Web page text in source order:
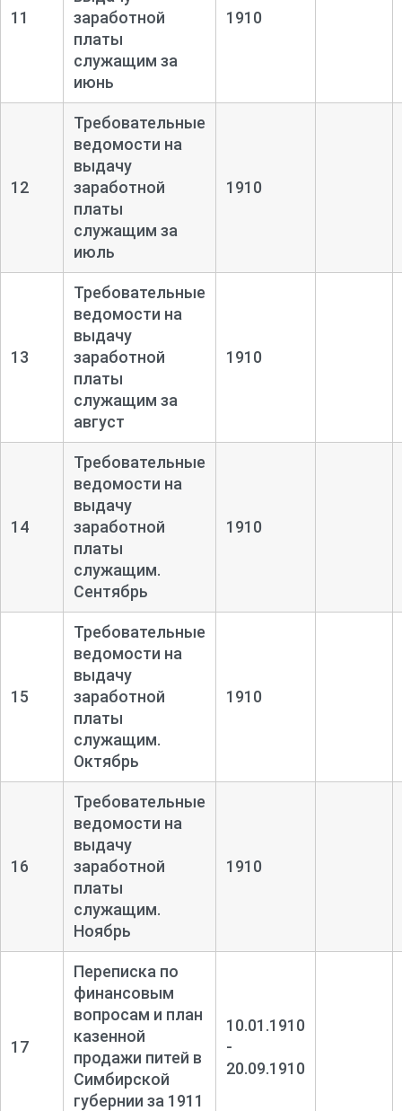
11
заработной
платы
служащим за
июнь
1910
12
Требовательные
ведомости на
выдачу
заработной
платы
служащим за
июль
1910
13
Требовательные
ведомости на
выдачу
заработной
платы
служащим за
август
1910
14
Требовательные
ведомости на
выдачу
заработной
платы
служащим.
Сентябрь
1910
15
Требовательные
ведомости на
выдачу
заработной
платы
служащим.
Октябрь
1910
16
Требовательные
ведомости на
выдачу
заработной
платы
служащим.
Ноябрь
1910
17
Переписка по
финансовым
вопросам и план
казенной
продажи питей в
Симбирской
губернии за 1911
10.01.1910
-
20.09.1910